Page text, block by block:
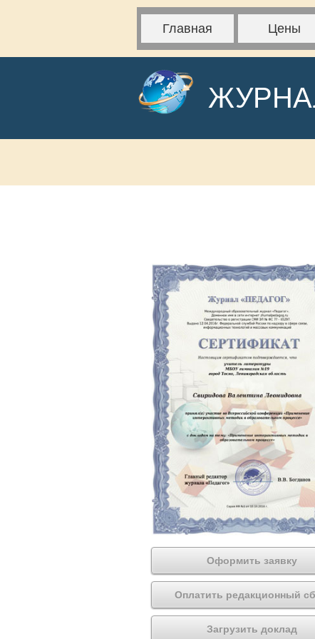
Главная Цены
Оформить заявку
Оплатить редакционный
Загрузить доклад